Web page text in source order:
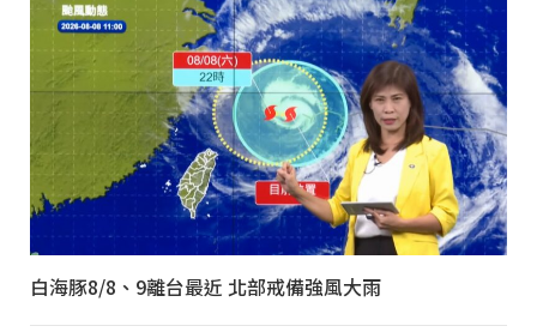
白海豚8/8、9離台最近 北部戒備強風大雨